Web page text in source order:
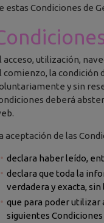
estas Condiciones de
acceso, utilización,
comienzo, la condición
y sin
deberá
aceptación de las
declara haber leído,
declara que toda la
verdadera y exacta,
que para poder utilizar
siguientes